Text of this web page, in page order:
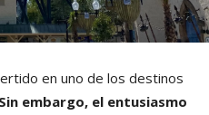
en uno de los destinos
Sin embargo, el entusiasmo